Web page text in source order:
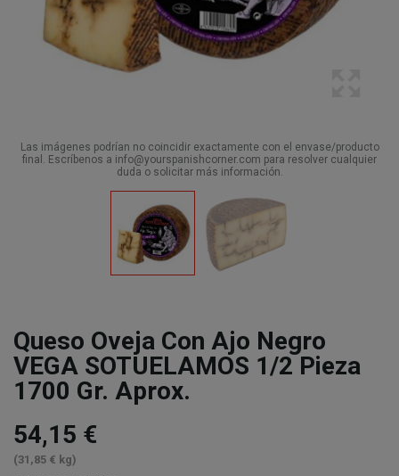
Las imágenes podrían no coincidir exactamente con el envase/producto
final. Escríbenos a info@yourspanishcorner.com para resolver cualquier
duda o solicitar más información.
Queso Oveja Con Ajo Negro
VEGA SOTUELAMOS 1/2 Pieza
1700 Gr. Aprox.
54,15 €
(31,85 € kg)